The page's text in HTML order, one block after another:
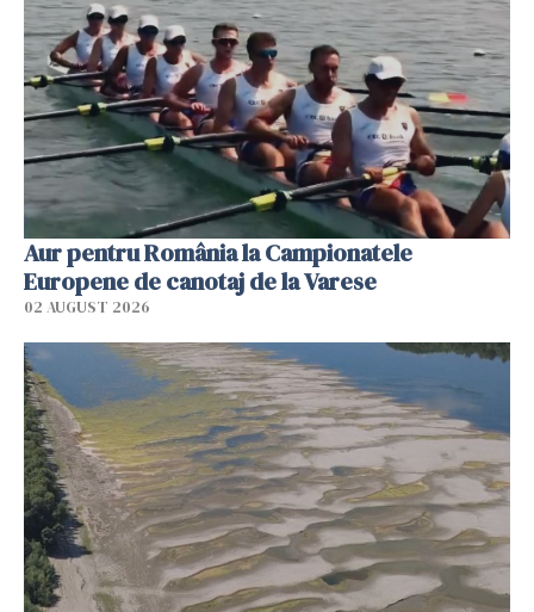
Aur pentru România la Campionatele
Europene de canotaj de la Varese
02 AUGUST 2026